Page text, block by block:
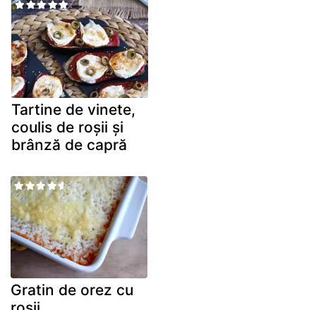
Tartine de vinete,
coulis de roșii și
brânză de capră
Gratin de orez cu